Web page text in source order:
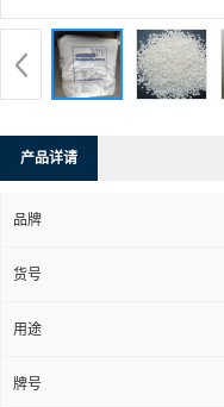
产品详请
品牌
货号
用途
牌号